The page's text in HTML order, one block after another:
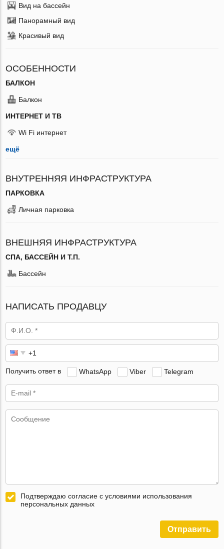
Вид на бассейн
Панорамный вид
Красивый вид
ОСОБЕННОСТИ
БАЛКОН
Балкон
ИНТЕРНЕТ И ТВ
Wi Fi интернет
ещё
ВНУТРЕННЯЯ ИНФРАСТРУКТУРА
ПАРКОВКА
Личная парковка
ВНЕШНЯЯ ИНФРАСТРУКТУРА
СПА, БАССЕЙН И Т.П.
Бассейн
НАПИСАТЬ ПРОДАВЦУ
Получить ответ в WhatsApp Viber Telegram
Подтверждаю согласие с условиями использования
персональных данных
Отправить